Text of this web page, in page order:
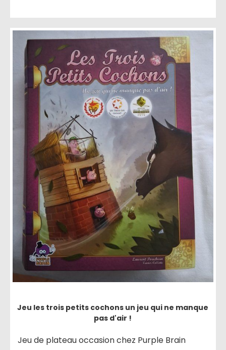
Jeu les trois petits cochons un jeu qui ne manque
pas d'air !
Jeu de plateau occasion chez Purple Brain